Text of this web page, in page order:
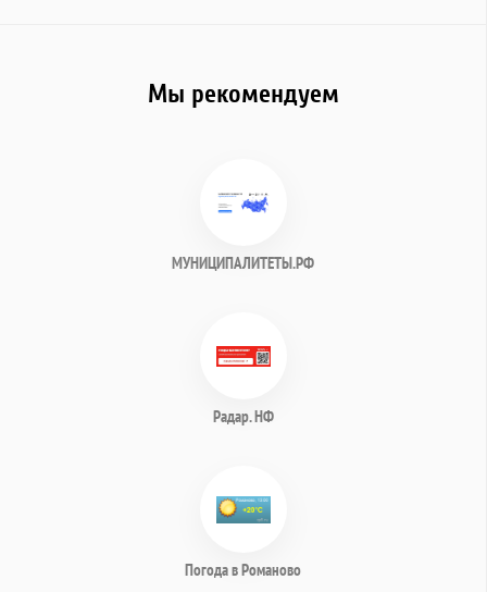
Мы рекомендуем
МУНИЦИПАЛИТЕТЫ.РФ
Радар. НФ
Погода в Романово